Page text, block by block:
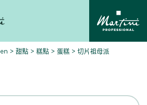
>甜點 >糕點 >蛋糕 >切片祖母派